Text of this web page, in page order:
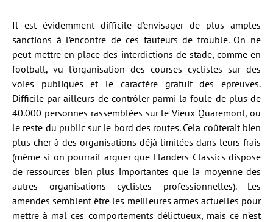
Il est évidemment difficile d’envisager de plus amples
sanctions à l’encontre de ces fauteurs de trouble. On ne
peut mettre en place des interdictions de stade, comme en
football, vu l’organisation des courses cyclistes sur des
voies publiques et le caractère gratuit des épreuves.
Difficile par ailleurs de contrôler parmi la foule de plus de
40.000 personnes rassemblées sur le Vieux Quaremont, ou
le reste du public sur le bord des routes. Cela coûterait bien
plus cher à des organisations déjà limitées dans leurs frais
(même si on pourrait arguer que Flanders Classics dispose
de ressources bien plus importantes que la moyenne des
autres organisations cyclistes professionnelles). Les
amendes semblent être les meilleures armes actuelles pour
mettre à mal ces comportements délictueux, mais ce n’est